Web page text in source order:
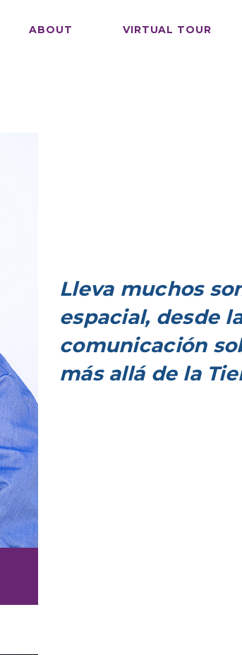
ABOUT VIRTUAL TOUR
Lleva muchos
espacial, desde
comunicación
más allá de la